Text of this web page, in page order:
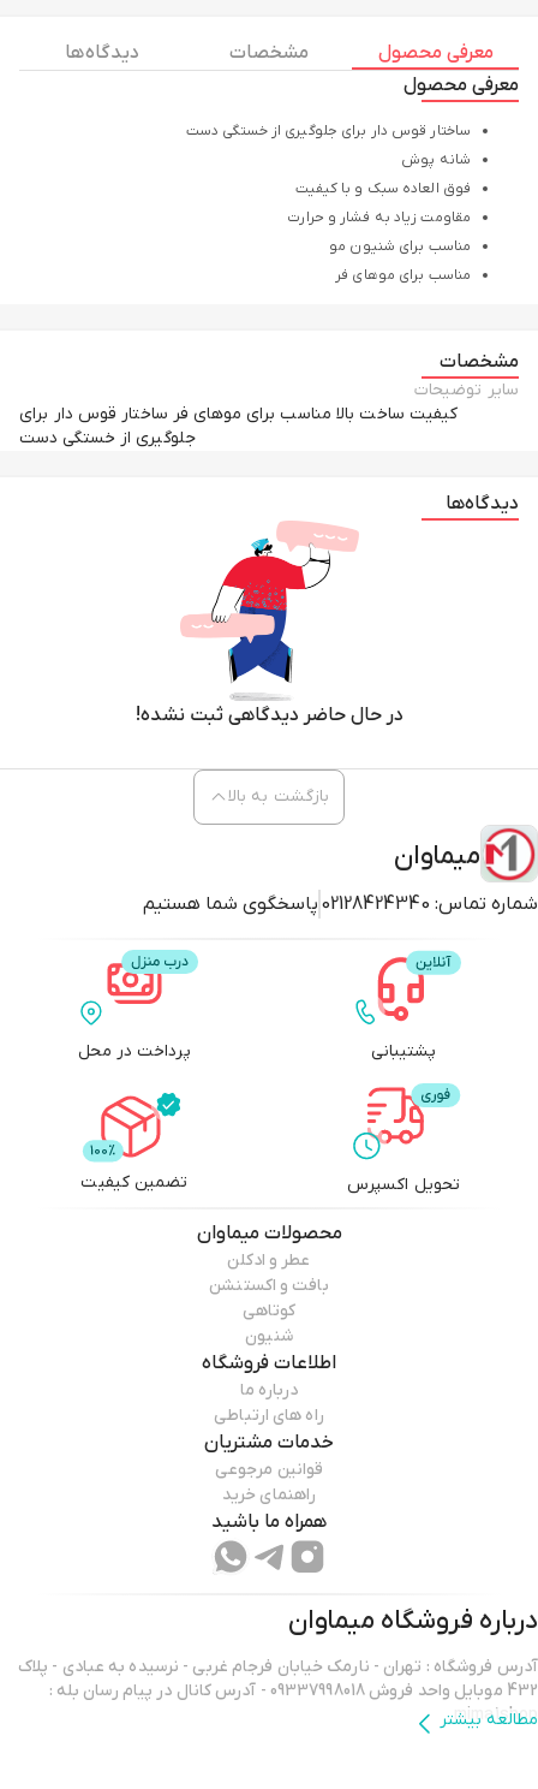
معرفی محصول مشخصات
دیدگاه ها
معرفی محصول
ساختار قوس دار برای جلوگیری از خستگی دست
شانه پوش
فوق العاده سبک و با کیفیت
مقاومت زیاد به فشار و حرارت
مناسب برای شنیون مو
مناسب برای موهای فر
مشخصات
سایر توضیحات
کیفیت ساخت بالا مناسب برای موهای فر ساختار قوس دار برای
جلوگیری از خستگی دست
دیدگاه‌ها
در حال حاضر دیدگاهی ثبت نشده!
میماوان
شماره تماس: 02128424340 پاسخگوی شما هستیم
بازگشت به بالا
پشتیبانی پرداخت در محل
تحویل اکسپرس تضمین کیفیت
محصولاتمیماوان
عطر و ادکلن
بافت و اکستنشن
کوتاهی
شنیون
اطلاعات فروشگاه
درباره ما
راه های ارتباطی
خدمات مشتریان
قوانین مرجوعی
راهنمای خرید
همراه ما باشید
درباره فروشگاه میماوان
آدرس فروشگاه : تهران - نارمک خیابان فرجام غربی - نرسیده به عبادی - پلاک
432 موبایل واحد فروش 09337998018 - آدرس کانال در پیام رسان بله :
mima1shop
مطالعه بیشتر